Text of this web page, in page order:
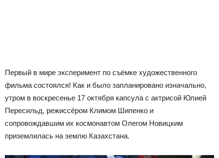
Первый в мире эксперимент по съёмке художественного
фильма состоялся! Как и было запланировано изначально,
утром в воскресенье 17 октября капсула с актрисой Юлией
Пересильд, режиссёром Климом Шипенко и
сопровождавшим их космонавтом Олегом Новицким
приземлилась на землю Казахстана.